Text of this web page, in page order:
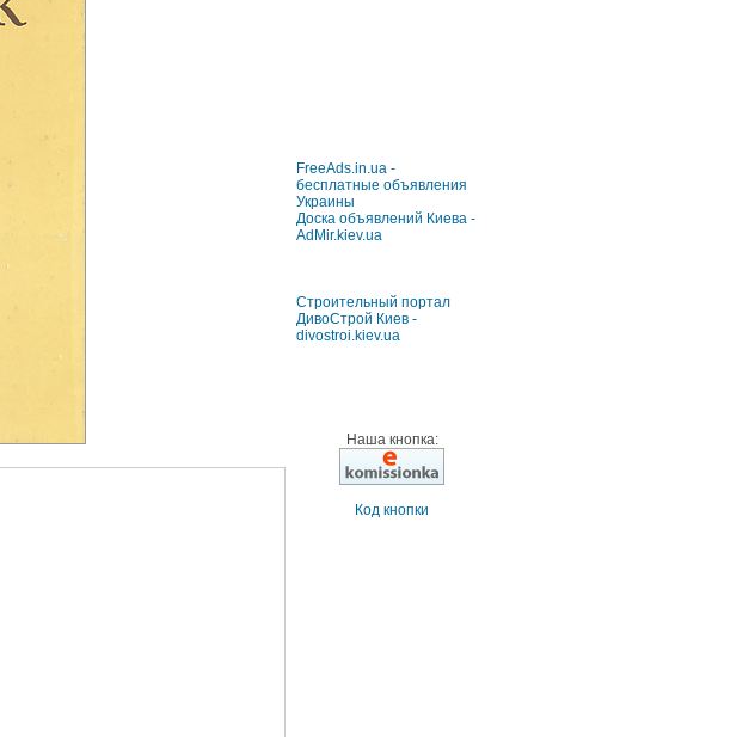
FreeAds.in.ua -
бесплатные объявления
Украины
Доска объявлений Киева -
AdMir.kiev.ua
Строительный портал
ДивоСтрой Киев -
divostroi.kiev.ua
Наша кнопка:
Код кнопки